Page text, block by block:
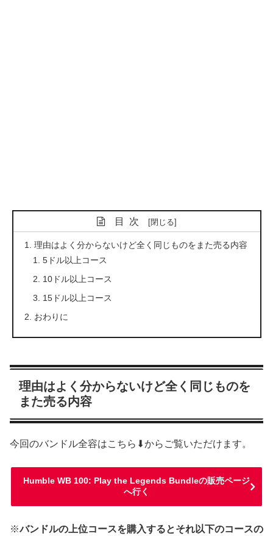
目次
理由はよく分からないけど全く同じものをまた売る内容
5ドル以上コース
10ドル以上コース
15ドル以上コース
おわりに
理由はよく分からないけど全く同じものを
また売る内容
今回のバンドル全容はこちら⬇からご覧いただけます。
Humble WB 100: Play the Legends Bundleの販売ページ
へ行く
※バンドルの上位コースを購入するとそれ以下のコースの